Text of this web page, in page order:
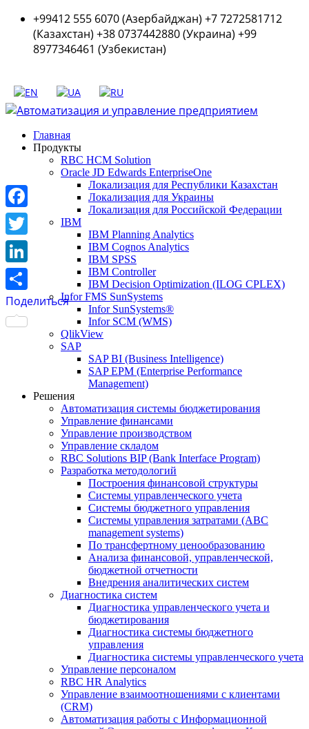
+99412 555 6070 (Азербайджан) +7 7272581712
(Казахстан) +38 0737442880 (Украина) +99
8977346461 (Узбекистан)
Главная
Продукты
RBC HCM Solution
Oracle JD Edwards EnterpriseOne
Локализация для Республики Казахстан
Локализация для Украины
Локализация для Российской Федерации
IBM
IBM Planning Analytics
IBM Cognos Analytics
IBM SPSS
IBM Controller
IBM Decision Optimization (ILOG CPLEX)
Infor FMS SunSystems
Infor SunSystems®
Infor SCM (WMS)
QlikView
SAP
SAP BI (Business Intelligence)
SAP EPM (Enterprise Performance
Management)
Решения
Автоматизация системы бюджетирования
Управление финансами
Управление производством
Управление складом
RBC Solutions BIP (Bank Interface Program)
Разработка методологий
Построения финансовой структуры
Системы управленческого учета
Системы бюджетного управления
Системы управления затратами (АBC
management systems)
По трансфертному ценообразованию
Анализа финансовой, управленческой,
бюджетной отчетности
Внедрения аналитических систем
Диагностика систем
Диагностика управленческого учета и
бюджетирования
Диагностика системы бюджетного
управления
Диагностика системы управленческого учета
Управление персоналом
RBC HR Аnalytics
Управление взаимоотношениями с клиентами
(СRM)
Автоматизация работы с Информационной
Facebook
Twitter
LinkedIn
Поделиться